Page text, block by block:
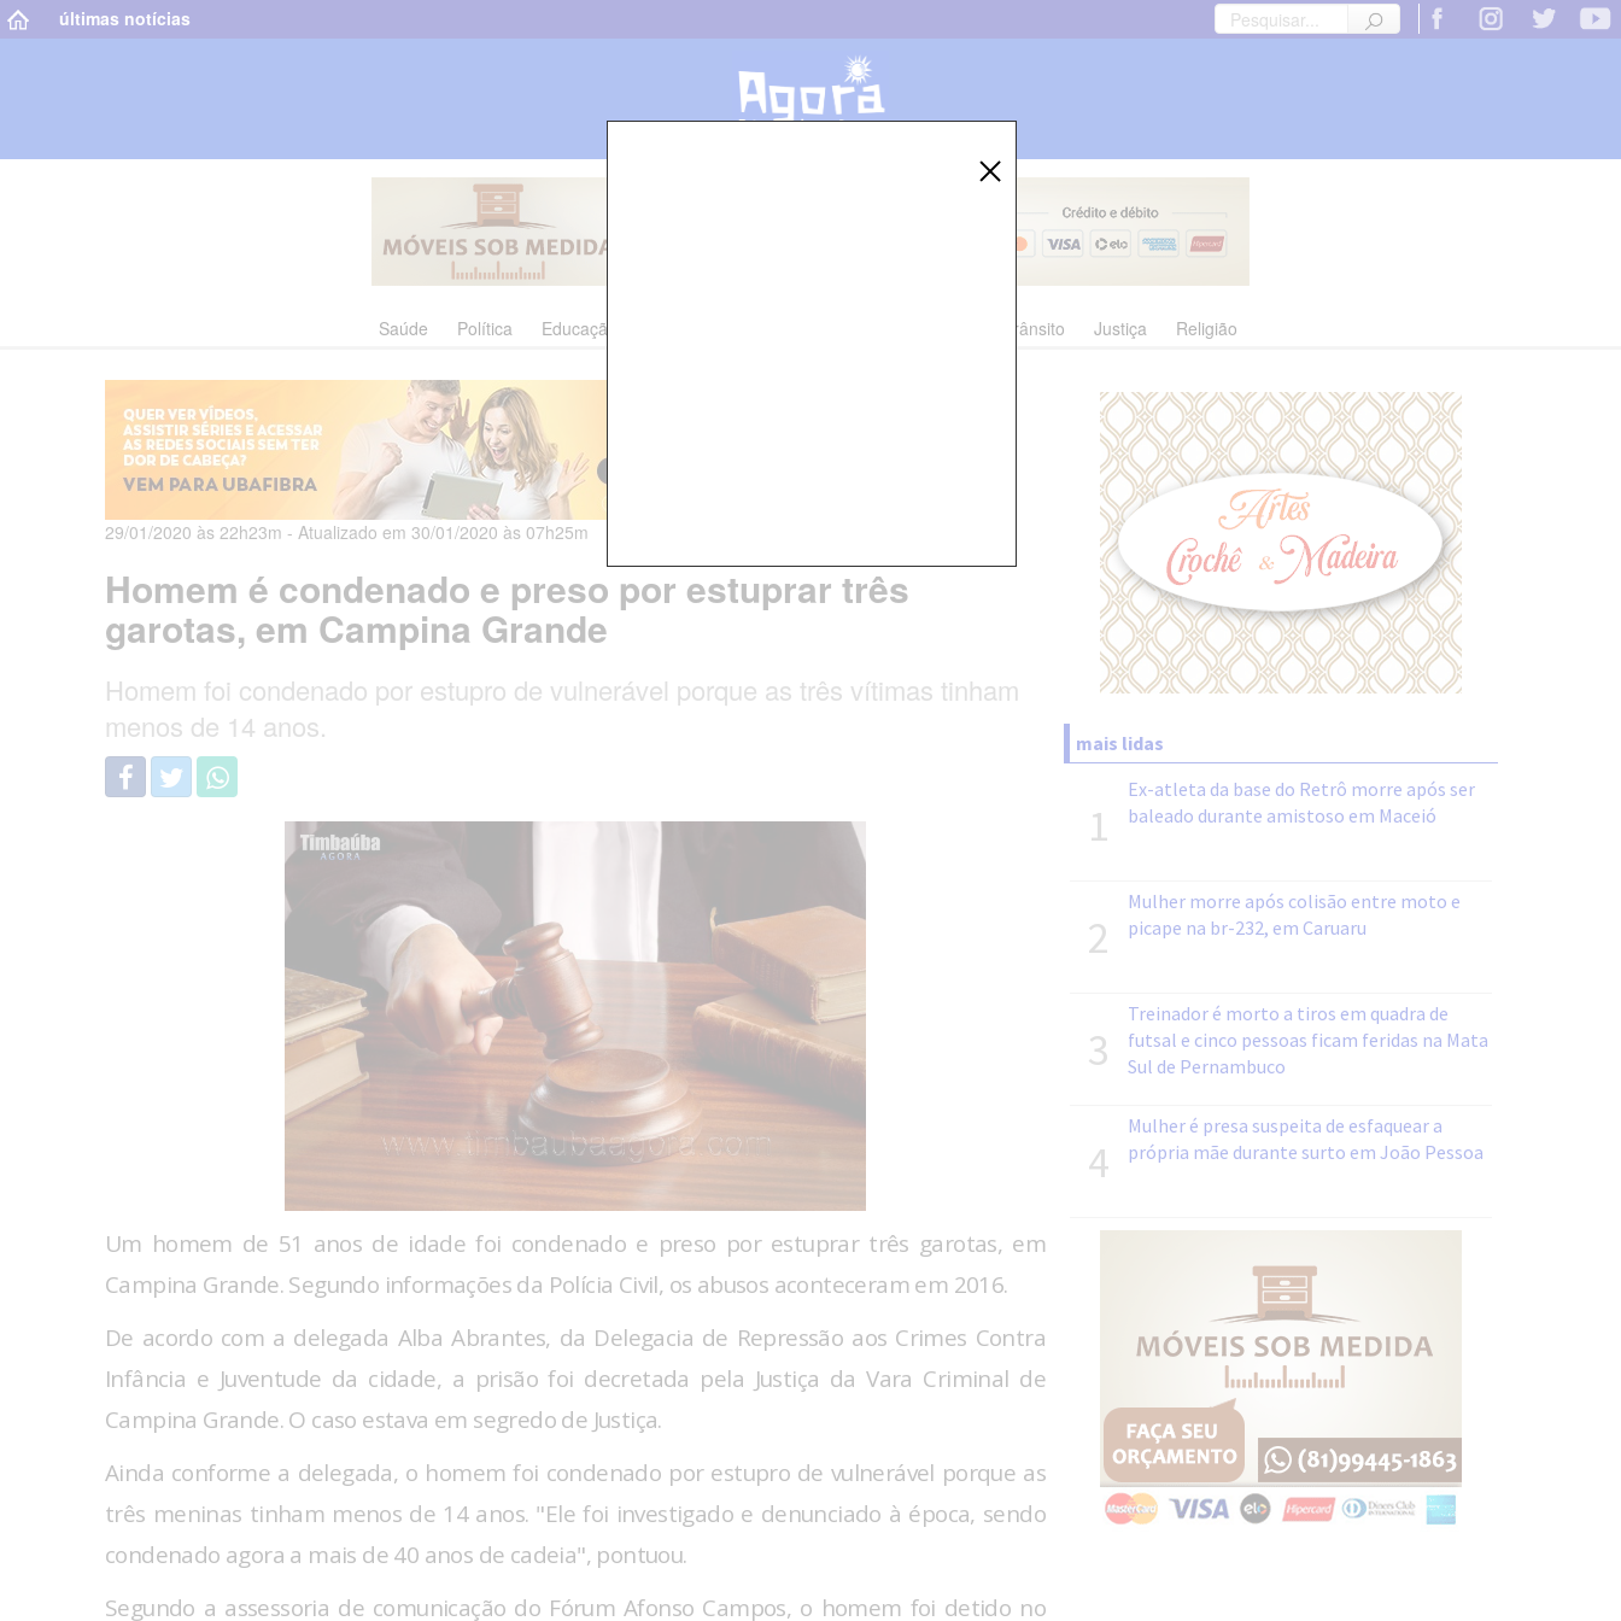
últimas notícias
Saúde Política Educação Trânsito Justiça Religião
29/01/2020 às 22h23m - Atualizado em 30/01/2020 às 07h25m
Homem é condenado e preso por estuprar três
garotas, em Campina Grande
Homem foi condenado por estupro de vulnerável porque as três vítimas tinham
menos de 14 anos.
Um homem de 51 anos de idade foi condenado e preso por estuprar três garotas, em
Campina Grande. Segundo informações da Polícia Civil, os abusos aconteceram em 2016.
De acordo com a delegada Alba Abrantes, da Delegacia de Repressão aos Crimes Contra
Infância e Juventude da cidade, a prisão foi decretada pela Justiça da Vara Criminal de
Campina Grande. O caso estava em segredo de Justiça.
Ainda conforme a delegada, o homem foi condenado por estupro de vulnerável porque as
três meninas tinham menos de 14 anos. "Ele foi investigado e denunciado à época, sendo
condenado agora a mais de 40 anos de cadeia", pontuou.
Segundo a assessoria de comunicação do Fórum Afonso Campos, o homem foi detido no
mais lidas
1
Ex-atleta da base do Retrô morre após ser
baleado durante amistoso em Maceió
2
Mulher morre após colisão entre moto e
picape na br-232, em Caruaru
3
Treinador é morto a tiros em quadra de
futsal e cinco pessoas ficam feridas na Mata
Sul de Pernambuco
4
Mulher é presa suspeita de esfaquear a
própria mãe durante surto em João Pessoa